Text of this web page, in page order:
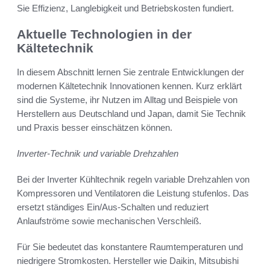
Sie Effizienz, Langlebigkeit und Betriebskosten fundiert.
Aktuelle Technologien in der
Kältetechnik
In diesem Abschnitt lernen Sie zentrale Entwicklungen der
modernen Kältetechnik Innovationen kennen. Kurz erklärt
sind die Systeme, ihr Nutzen im Alltag und Beispiele von
Herstellern aus Deutschland und Japan, damit Sie Technik
und Praxis besser einschätzen können.
Inverter-Technik und variable Drehzahlen
Bei der Inverter Kühltechnik regeln variable Drehzahlen von
Kompressoren und Ventilatoren die Leistung stufenlos. Das
ersetzt ständiges Ein/Aus-Schalten und reduziert
Anlaufströme sowie mechanischen Verschleiß.
Für Sie bedeutet das konstantere Raumtemperaturen und
niedrigere Stromkosten. Hersteller wie Daikin, Mitsubishi